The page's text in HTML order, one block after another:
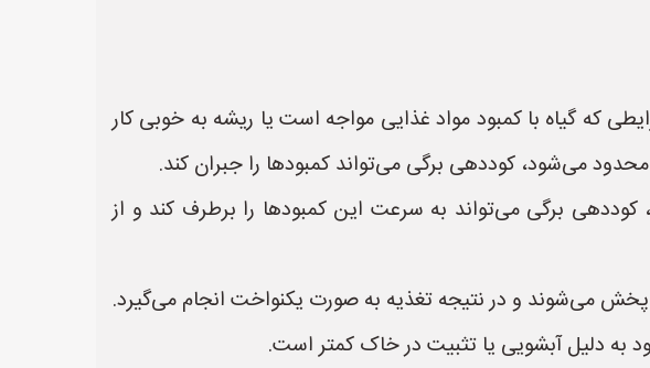
گیاه با کمبود مواد غذایی مواجه است یا ریشه به خوبی کار
می‌شود، کوددهی برگی می‌تواند کمبودها را جبران کند.
برگی می‌تواند به سرعت این کمبودها را برطرف کند و از
می‌شوند و در نتیجه تغذیه به صورت یکنواخت انجام می‌گیرد.
دلیل آبشویی یا تثبیت در خاک کمتر است.